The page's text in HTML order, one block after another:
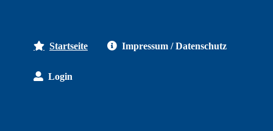
Startseite Impressum / Datenschutz
Login